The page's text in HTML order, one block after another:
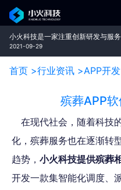
小火科技是一家注重创新研发与服
2021-09-29
首页 >行业资讯 >APP开
殡葬APP
在现代社会，随着科技
化，殡葬服务也在逐渐转
趋势， 小火科技提供殡葬
开发一款集智能化调度、